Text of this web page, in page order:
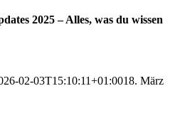
2025 – Alles, was du wissen
02-03T15:10:11+01:0018. März